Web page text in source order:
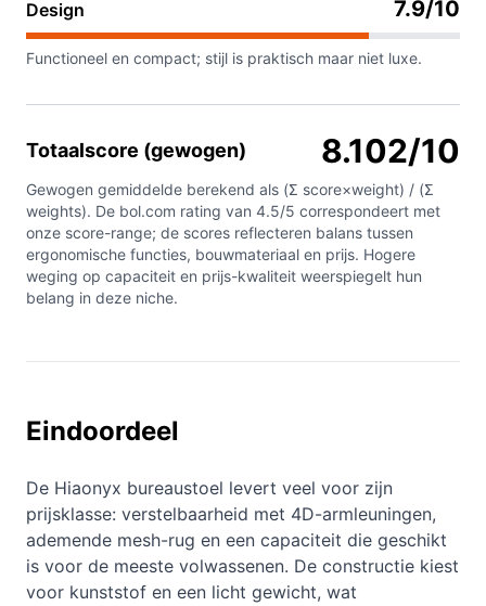
Design 7.9/10
Functioneel en compact; stijl is praktisch maar niet luxe.
Totaalscore (gewogen) 8.102/10
Gewogen gemiddelde berekend als (Σ score×weight) / (Σ
weights). De bol.com rating van 4.5/5 correspondeert met
onze score-range; de scores reflecteren balans tussen
ergonomische functies, bouwmateriaal en prijs. Hogere
weging op capaciteit en prijs-kwaliteit weerspiegelt hun
belang in deze niche.
Eindoordeel
De Hiaonyx bureaustoel levert veel voor zijn
prijsklasse: verstelbaarheid met 4D-armleuningen,
ademende mesh-rug en een capaciteit die geschikt
is voor de meeste volwassenen. De constructie kiest
voor kunststof en een licht gewicht, wat